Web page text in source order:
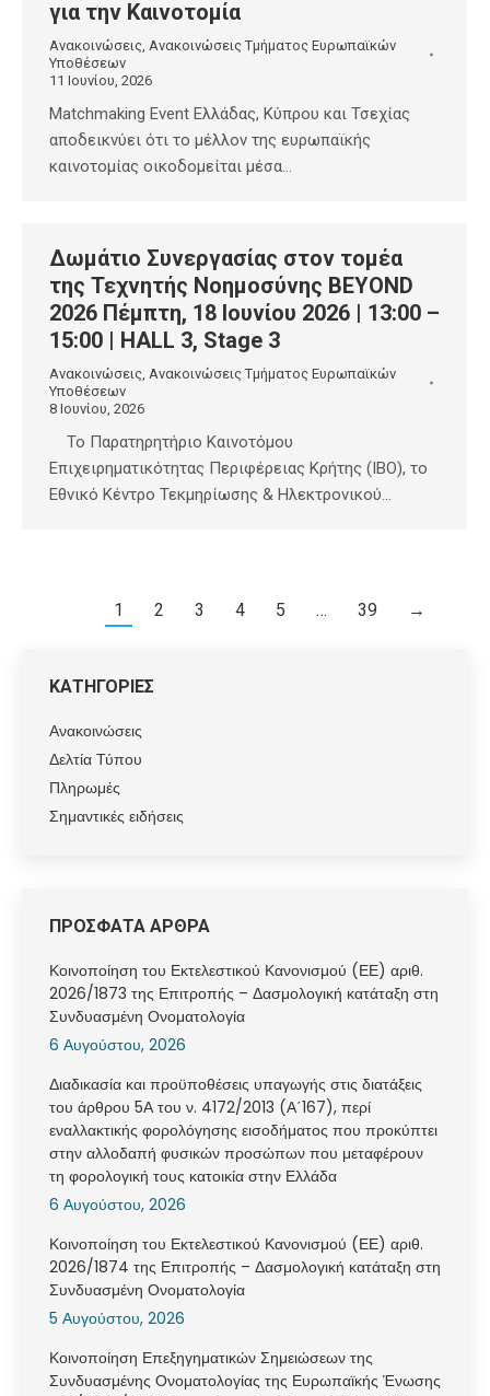
για την Καινοτομία
Ανακοινώσεις, Ανακοινώσεις Τμήματος Ευρωπαϊκών
Υποθέσεων
11 Ιουνίου, 2026
Matchmaking Event Ελλάδας, Κύπρου και Τσεχίας
αποδεικνύει ότι το μέλλον της ευρωπαϊκής
καινοτομίας οικοδομείται μέσα…
Δωμάτιο Συνεργασίας στον τομέα
της Τεχνητής Νοημοσύνης BEYOND
2026 Πέμπτη, 18 Ιουνίου 2026 | 13:00 –
15:00 | HALL 3, Stage 3
Ανακοινώσεις, Ανακοινώσεις Τμήματος Ευρωπαϊκών
Υποθέσεων
8 Ιουνίου, 2026
Το Παρατηρητήριο Καινοτόμου
Επιχειρηματικότητας Περιφέρειας Κρήτης (ΙΒΟ), το
Εθνικό Κέντρο Τεκμηρίωσης & Ηλεκτρονικού…
1 2 3 4 5 … 39 →
ΚΑΤΗΓΟΡΙΕΣ
Ανακοινώσεις
Δελτία Τύπου
Πληρωμές
Σημαντικές ειδήσεις
ΠΡΟΣΦΑΤΑ ΑΡΘΡΑ
Κοινοποίηση του Εκτελεστικού Κανονισμού (ΕΕ) αριθ.
2026/1873 της Επιτροπής – Δασμολογική κατάταξη στη
Συνδυασμένη Ονοματολογία
6 Αυγούστου, 2026
Διαδικασία και προϋποθέσεις υπαγωγής στις διατάξεις
του άρθρου 5Α του ν. 4172/2013 (Α΄167), περί
εναλλακτικής φορολόγησης εισοδήματος που προκύπτει
στην αλλοδαπή φυσικών προσώπων που μεταφέρουν
τη φορολογική τους κατοικία στην Ελλάδα
6 Αυγούστου, 2026
Κοινοποίηση του Εκτελεστικού Κανονισμού (ΕΕ) αριθ.
2026/1874 της Επιτροπής – Δασμολογική κατάταξη στη
Συνδυασμένη Ονοματολογία
5 Αυγούστου, 2026
Κοινοποίηση Επεξηγηματικών Σημειώσεων της
Συνδυασμένης Ονοματολογίας της Ευρωπαϊκής Ένωσης